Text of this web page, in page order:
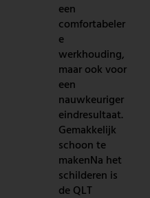
een
comfortabeler
e
werkhouding,
maar ook voor
een
nauwkeuriger
eindresultaat.
Gemakkelijk
schoon te
makenNa het
schilderen is
de QLT